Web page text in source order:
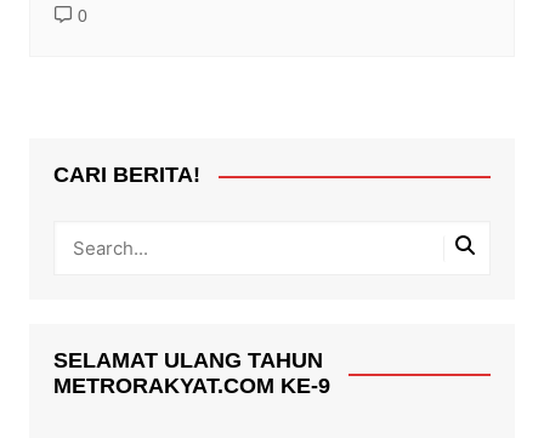
0
CARI BERITA!
SELAMAT ULANG TAHUN
METRORAKYAT.COM KE-9